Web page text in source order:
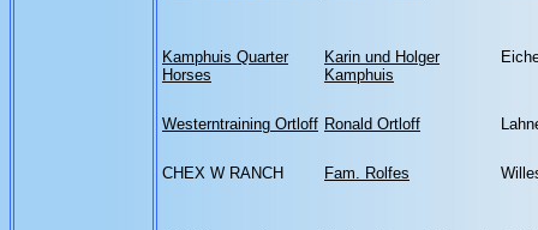
Kamphuis Quarter
Horses
Karin und Holger
Kamphuis
Westerntraining Ortloff Ronald Ortloff
CHEX W RANCH Fam. Rolfes